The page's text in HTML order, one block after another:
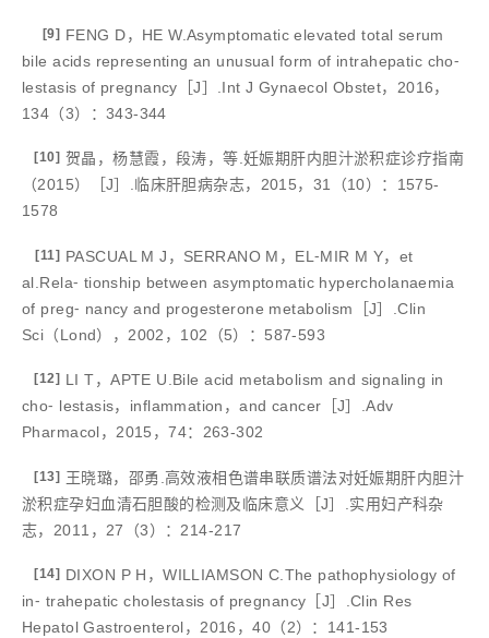
[9] FENG D，HE W.Asymptomatic elevated total serum
bile acids representing an unusual form of intrahepatic cho⁃
lestasis of pregnancy［J］.Int J Gynaecol Obstet，2016，
134（3）：343-344
[10] 贺晶，杨慧霞，段涛，等.妊娠期肝内胆汁淤积症诊疗指南
（2015）［J］.临床肝胆病杂志，2015，31（10）：1575-
1578
[11] PASCUAL M J，SERRANO M，EL⁃MIR M Y，et
al.Rela⁃ tionship between asymptomatic hypercholanaemia
of preg⁃ nancy and progesterone metabolism［J］.Clin
Sci（Lond），2002，102（5）：587-593
[12] LI T，APTE U.Bile acid metabolism and signaling in
cho⁃ lestasis，inflammation，and cancer［J］.Adv
Pharmacol，2015，74：263-302
[13] 王晓璐，邵勇.高效液相色谱串联质谱法对妊娠期肝内胆汁
淤积症孕妇血清石胆酸的检测及临床意义［J］.实用妇产科杂
志，2011，27（3）：214-217
[14] DIXON P H，WILLIAMSON C.The pathophysiology of
in⁃ trahepatic cholestasis of pregnancy［J］.Clin Res
Hepatol Gastroenterol，2016，40（2）：141-153